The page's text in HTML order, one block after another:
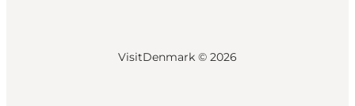
VisitDenmark © 2026